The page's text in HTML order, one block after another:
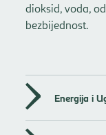
dioksid, voda,
bezbijednost.
Energija i